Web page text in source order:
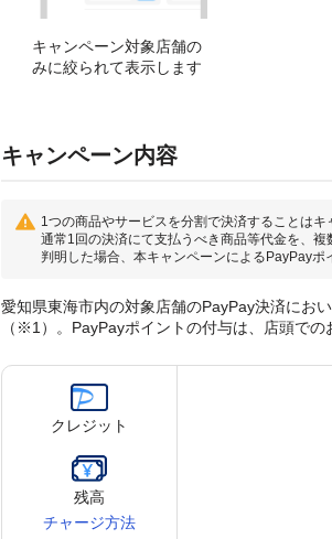
キャンペーン対象店舗の
みに絞られて表示します
キャンペーン内容
1つの商品やサービスを分割で決済することはキ
通常1回の決済にて支払うべき商品等代金を、
判明した場合、本キャンペーンによるPayPayポ
愛知県東海市内の対象店舗のPayPay決済にお
（※1）。PayPayポイントの付与は、店頭で
クレジット
残高
チャージ方法